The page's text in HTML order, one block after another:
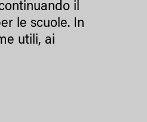
il
le scuole. In
utili, ai